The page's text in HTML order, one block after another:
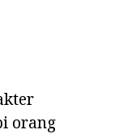
orang